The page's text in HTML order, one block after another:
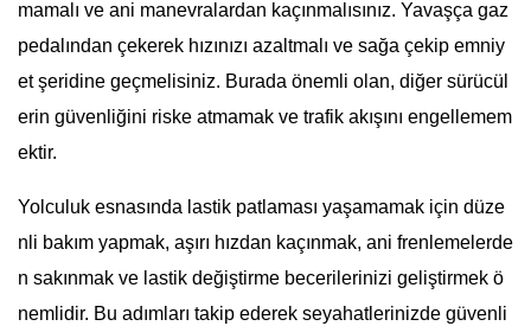
mamalı ve ani manevralardan kaçınmalısınız. Yavaşça gaz
pedalından çekerek hızınızı azaltmalı ve sağa çekip emniy
et şeridine geçmelisiniz. Burada önemli olan, diğer sürücül
erin güvenliğini riske atmamak ve trafik akışını engellemem
ektir.
Yolculuk esnasında lastik patlaması yaşamamak için düze
nli bakım yapmak, aşırı hızdan kaçınmak, ani frenlemelerde
n sakınmak ve lastik değiştirme becerilerinizi geliştirmek ö
nemlidir. Bu adımları takip ederek seyahatlerinizde güvenli